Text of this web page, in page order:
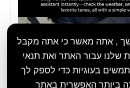
, אתה מאשר כי אתה מקבל
שלנו עבור האתר ואת תנאי
בעוגיות כדי לספק לך
ביותר האפשרית באתר